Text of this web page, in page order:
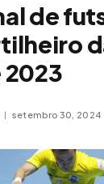
de
2023
setembro 30, 2024